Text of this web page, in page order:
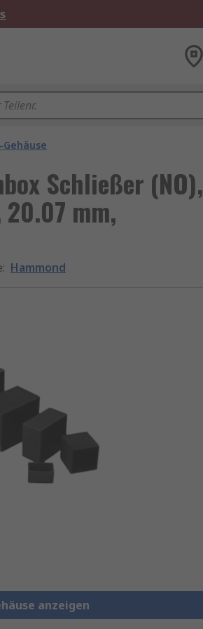
Schließer (NO),
mm,
: Hammond
anzeigen